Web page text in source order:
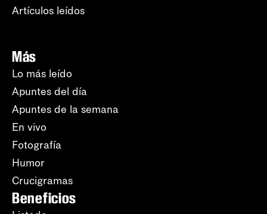
Artículos leídos
Más
Lo más leído
Apuntes del día
Apuntes de la semana
En vivo
Fotografía
Humor
Crucigramas
Beneficios